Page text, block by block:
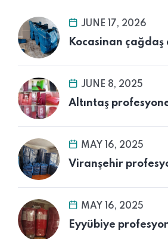
JUNE 17, 2026
Kocasinan
JUNE 8, 2025
Altıntaş
MAY 16, 2025
Viranşehir
MAY 16, 2025
Eyyübiye